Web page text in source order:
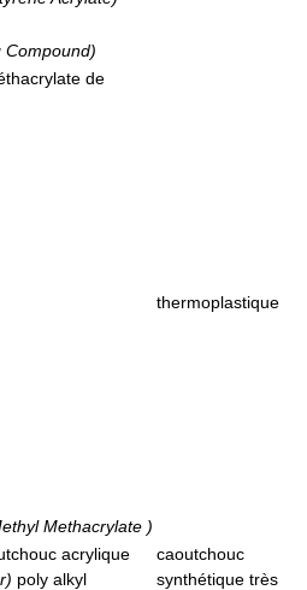
Compound)
de
Methacrylate )
thermoplastique
acrylique
poly alkyl
caoutchouc
synthétique très